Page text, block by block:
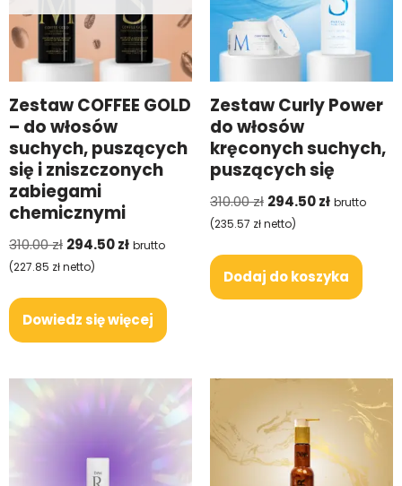
Zestaw COFFEE GOLD
– do włosów
suchych, puszących
się i zniszczonych
zabiegami
chemicznymi
310.00zł 294.50zł brutto
(227.85 złnetto)
Dowiedz się więcej
Zestaw Curly Power
do włosów
kręconych suchych,
puszących się
310.00zł 294.50zł brutto
(235.57 złnetto)
Dodaj do koszyka